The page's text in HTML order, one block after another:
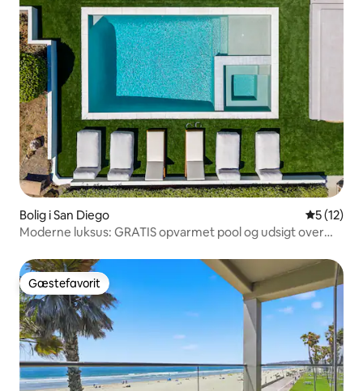
Bolig i San Diego 5 ud af 5
5 (12)
Moderne luksus: GRATIS opvarmet pool og udsigt over
Gæstefavorit
Gæstefavorit